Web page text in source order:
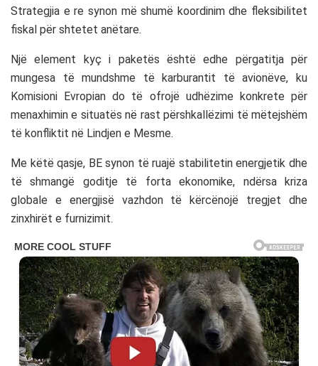
Strategjia e re synon më shumë koordinim dhe fleksibilitet
fiskal për shtetet anëtare.
Një element kyç i paketës është edhe përgatitja për
mungesa të mundshme të karburantit të avionëve, ku
Komisioni Evropian do të ofrojë udhëzime konkrete për
menaxhimin e situatës në rast përshkallëzimi të mëtejshëm
të konfliktit në Lindjen e Mesme.
Me këtë qasje, BE synon të ruajë stabilitetin energjetik dhe
të shmangë goditje të forta ekonomike, ndërsa kriza
globale e energjisë vazhdon të kërcënojë tregjet dhe
zinxhirët e furnizimit.